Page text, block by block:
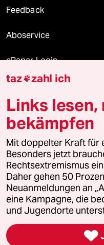
Feedback
Aboservice
ePaper Login
Downloads für
© 2026 taz Verlags und
Alle Rechte vorbehalten. Bei
wenden Sie sich bitte an
Feedback
Leitlinie Informant
Seitenwende
taz zahl ich
Links lesen,
bekämpfen
Mit doppelter Kraft für
Besonders jetzt
Rechtsextremismus
Daher gehen 50
Neuanmeldungen an
eine Kampagne, die
und Jugendorte
